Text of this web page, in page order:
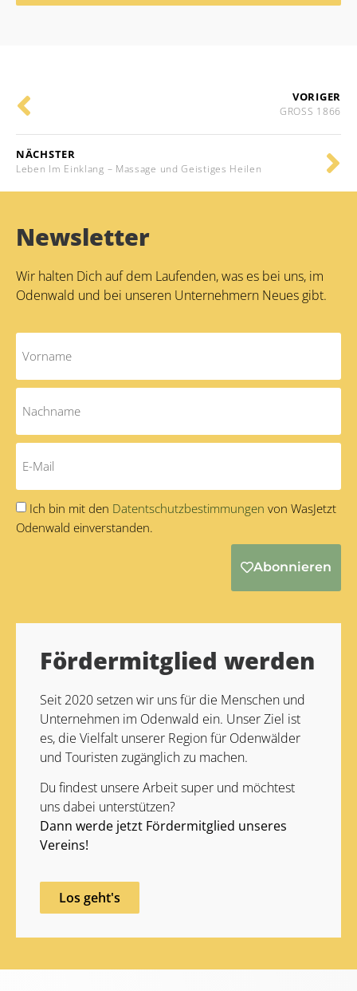
VORIGER
GROSS 1866
NÄCHSTER
Leben Im Einklang – Massage und Geistiges Heilen
Newsletter
Wir halten Dich auf dem Laufenden, was es bei uns, im
Odenwald und bei unseren Unternehmern Neues gibt.
Ich bin mit den Datentschutzbestimmungen von WasJetzt
Odenwald einverstanden.
Abonnieren
Fördermitglied werden
Seit 2020 setzen wir uns für die Menschen und
Unternehmen im Odenwald ein. Unser Ziel ist
es, die Vielfalt unserer Region für Odenwälder
und Touristen zugänglich zu machen.
Du findest unsere Arbeit super und möchtest
uns dabei unterstützen?
Dann werde jetzt Fördermitglied unseres
Vereins!
Los geht's